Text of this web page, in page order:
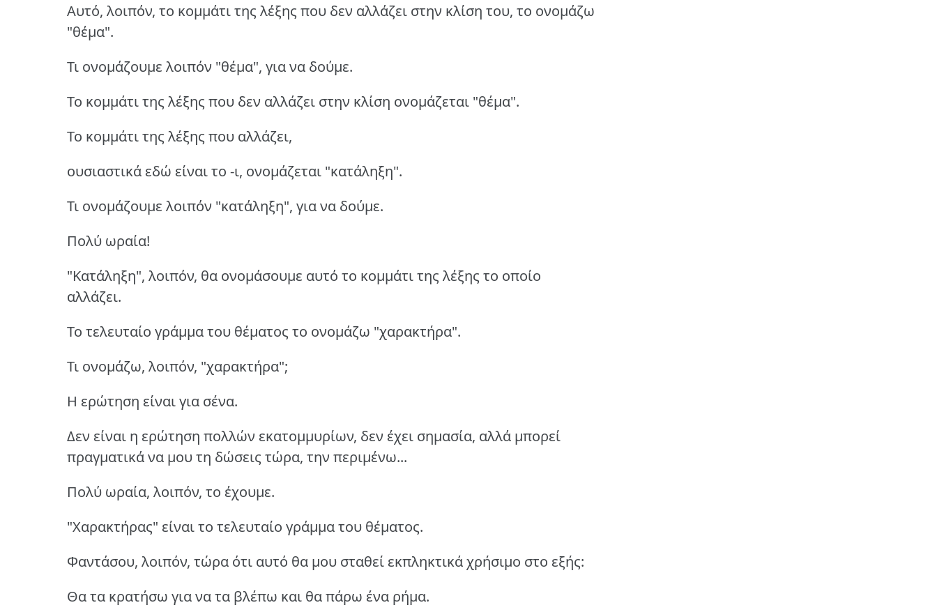
Αυτό, λοιπόν, το κομμάτι της λέξης που δεν αλλάζει στην κλίση του, το ονομάζω
"θέμα".
Τι ονομάζουμε λοιπόν "θέμα", για να δούμε.
Το κομμάτι της λέξης που δεν αλλάζει στην κλίση ονομάζεται "θέμα".
Το κομμάτι της λέξης που αλλάζει,
ουσιαστικά εδώ είναι το -ι, ονομάζεται "κατάληξη".
Τι ονομάζουμε λοιπόν "κατάληξη", για να δούμε.
Πολύ ωραία!
"Κατάληξη", λοιπόν, θα ονομάσουμε αυτό το κομμάτι της λέξης το οποίο
αλλάζει.
Το τελευταίο γράμμα του θέματος το ονομάζω "χαρακτήρα".
Τι ονομάζω, λοιπόν, "χαρακτήρα";
Η ερώτηση είναι για σένα.
Δεν είναι η ερώτηση πολλών εκατομμυρίων, δεν έχει σημασία, αλλά μπορεί
πραγματικά να μου τη δώσεις τώρα, την περιμένω...
Πολύ ωραία, λοιπόν, το έχουμε.
"Χαρακτήρας" είναι το τελευταίο γράμμα του θέματος.
Φαντάσου, λοιπόν, τώρα ότι αυτό θα μου σταθεί εκπληκτικά χρήσιμο στο εξής:
Θα τα κρατήσω για να τα βλέπω και θα πάρω ένα ρήμα.